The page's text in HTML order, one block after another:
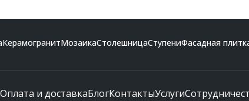
КерамогранитМозаикаСтолешницаСтупениФасадная
Оплата и доставкаБлогКонтактыУслуги